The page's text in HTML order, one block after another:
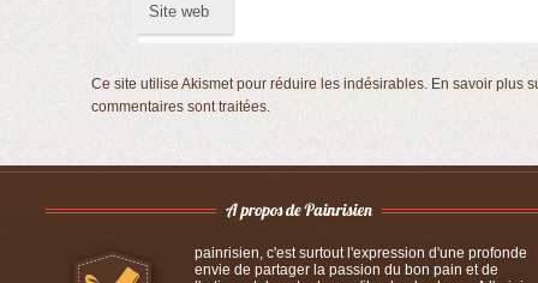
Site web
Ce site utilise Akismet pour réduire les indésirables. En savoir plus
commentaires sont traitées.
painrisien, c'est surtout l'expression d'une profonde
envie de partager la passion du bon pain et de